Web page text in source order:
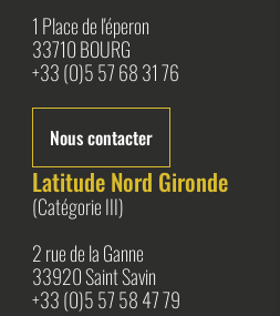
1 Place de l'éperon
33710 BOURG
+33 (0)5 57 68 31 76
Nous contacter
Latitude Nord Gironde
(Catégorie III)
2 rue de la Ganne
33920 Saint Savin
+33 (0)5 57 58 47 79